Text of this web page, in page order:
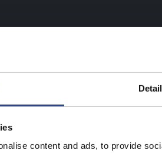
content and ads, to provide